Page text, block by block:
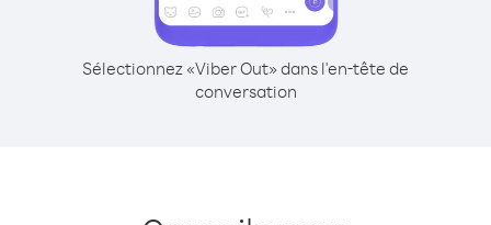
Sélectionnez «Viber Out» dans l'en-tête de
conversation